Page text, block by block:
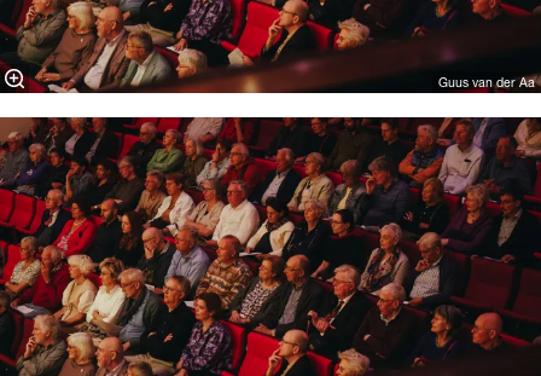
Guus van der Aa